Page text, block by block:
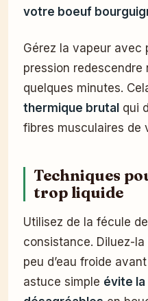
votre boeuf
Gérez la vapeur avec
pression
quelques minutes.
thermique brutal qui
fibres musculaires de
Techniques
trop liquide
Utilisez de la fécule
consistance. Diluez-
peu d’eau froide
astuce simple évite